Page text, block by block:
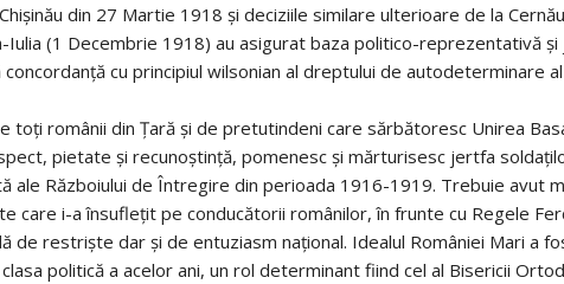
din 27 Martie 1918 și deciziile similare ulterioare de la
Iulia (1 Decembrie 1918) au asigurat baza politico-reprezentativă și
cu principiul wilsonian al dreptului de autodeterminare al
toți românii din Țară și de pretutindeni care sărbătoresc Unirea
pietate și recunoștință, pomenesc și mărturisesc jertfa
ale Războiului de Întregire din perioada 1916-1919. Trebuie avut
care i-a însuflețit pe conducătorii românilor, în frunte cu Regele
de restriște dar și de entuziasm național. Idealul României Mari a
politică a acelor ani, un rol determinant fiind cel al Bisericii